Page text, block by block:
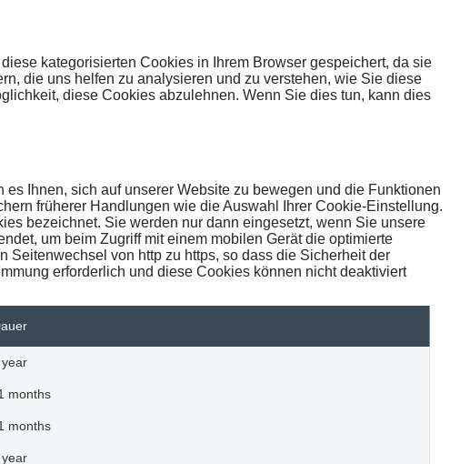
kategorisierten Cookies in Ihrem Browser gespeichert, da sie
die uns helfen zu analysieren und zu verstehen, wie Sie diese
diese Cookies abzulehnen. Wenn Sie dies tun, kann dies
Ihnen, sich auf unserer Website zu bewegen und die Funktionen
früherer Handlungen wie die Auswahl Ihrer Cookie-Einstellung.
bezeichnet. Sie werden nur dann eingesetzt, wenn Sie unsere
um beim Zugriff mit einem mobilen Gerät die optimierte
von http zu https, so dass die Sicherheit der
erforderlich und diese Cookies können nicht deaktiviert
year
months
months
year